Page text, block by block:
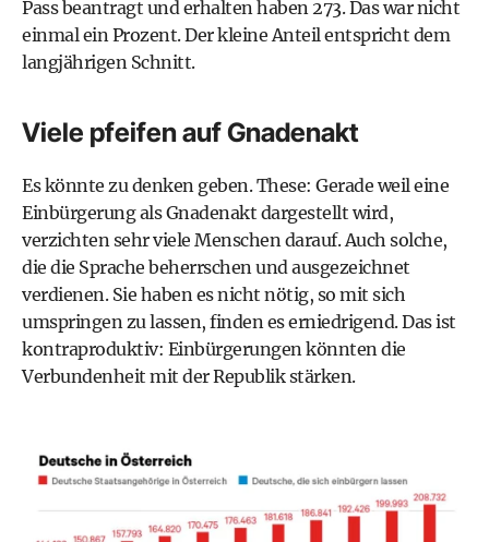
Pass beantragt und erhalten haben 273. Das war nicht
einmal ein Prozent. Der kleine Anteil entspricht dem
langjährigen Schnitt.
Viele pfeifen auf Gnadenakt
Es könnte zu denken geben. These: Gerade weil eine
Einbürgerung als Gnadenakt dargestellt wird,
verzichten sehr viele Menschen darauf. Auch solche,
die die Sprache beherrschen und ausgezeichnet
verdienen. Sie haben es nicht nötig, so mit sich
umspringen zu lassen, finden es erniedrigend. Das ist
kontraproduktiv: Einbürgerungen könnten die
Verbundenheit mit der Republik stärken.